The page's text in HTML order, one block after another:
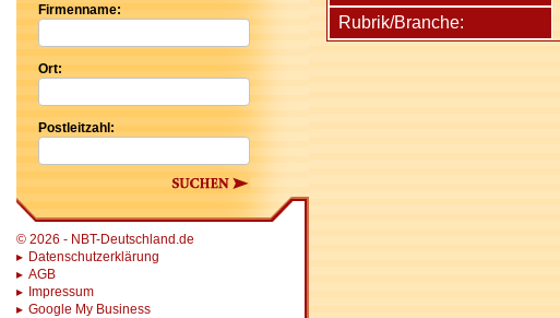
Firmenname:
Ort:
Postleitzahl:
Suchen
© 2026 - NBT-Deutschland.de
Datenschutzerklärung
AGB
Impressum
Google My Business
Rubrik/Branche: